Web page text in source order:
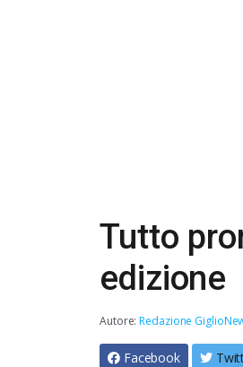
Tutto
edizione
Autore:Redazione
Facebook